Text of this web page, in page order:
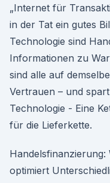
„Internet für
in der Tat ein gutes
Technologie sind
Informationen zu
sind alle auf
Vertrauen – und
Technologie - Eine
für die Lieferkette.
Handelsfinanzierung:
optimiert